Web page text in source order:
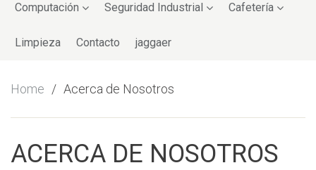
Computación Seguridad Industrial Cafetería
Limpieza Contacto jaggaer
Home Acerca de Nosotros
ACERCA DE NOSOTROS